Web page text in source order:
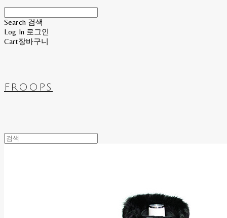
Search 검색
Log In 로그인
Cart장바구니
FROOPS